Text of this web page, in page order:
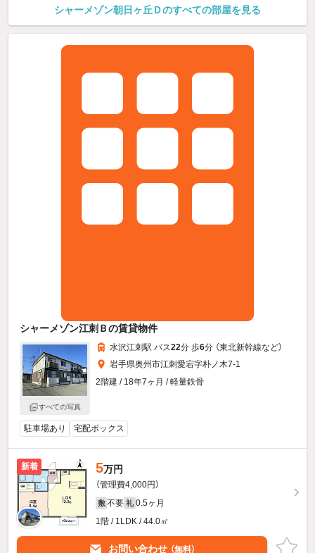
シャーメゾン朝日ヶ丘Ｄのすべての部屋を見る
シャーメゾン江刺Ｂの賃貸物件
すべての写真
水沢江刺駅 バス22分 歩6分 （東北新幹線など）
岩手県奥州市江刺愛宕字朴ノ木7-1
2階建 / 18年7ヶ月 / 軽量鉄骨
駐車場あり 宅配ボックス
新着 5万円
（管理費4,000円）
敷 不要 礼 0.5ヶ月
1階 / 1LDK / 44.0㎡
お問い合わせ （無料）